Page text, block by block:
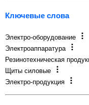
Ключевые слова
Электро-оборудование
Электроаппаратура
Резинотехническая
Щиты силовые
Электро-продукция